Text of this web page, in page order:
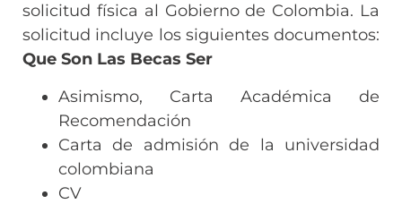
solicitud física al Gobierno de Colombia. La
solicitud incluye los siguientes documentos:
Que Son Las Becas Ser
Asimismo, Carta Académica de
Recomendación
Carta de admisión de la universidad
colombiana
CV